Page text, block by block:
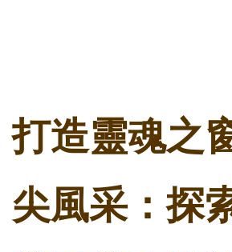
打造靈魂之
尖風采：探